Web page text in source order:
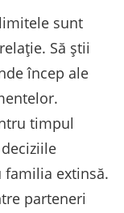
sunt
Să știi
încep ale
timpul
extinsă.
parteneri